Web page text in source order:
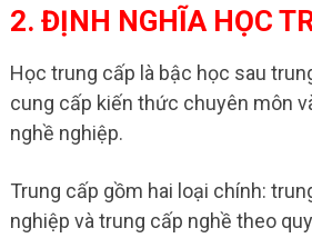
2. ĐỊNH NGHĨA HỌC
Học trung cấp là bậc học sau
cung cấp kiến thức chuyên môn
nghề nghiệp.
Trung cấp gồm hai loại chính:
nghiệp và trung cấp nghề theo